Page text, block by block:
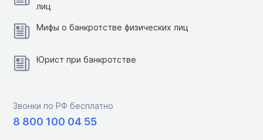
лиц
Мифы о банкротстве физических лиц
Юрист при банкротстве
Звонки по РФ бесплатно
8 800 100 04 55